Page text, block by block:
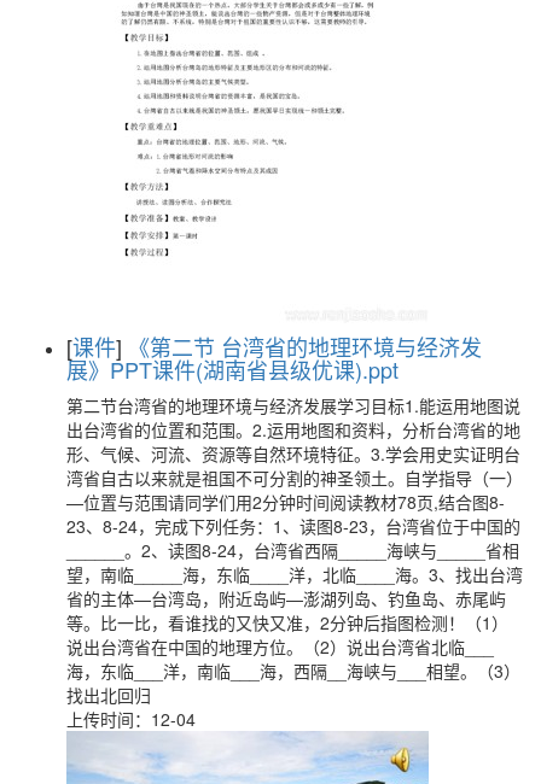
[课件] 《第二节 台湾省的地理环境与经济发
展》PPT课件(湖南省县级优课).ppt
第二节台湾省的地理环境与经济发展学习目标1.能运用地图说
出台湾省的位置和范围。2.运用地图和资料，分析台湾省的地
形、气候、河流、资源等自然环境特征。3.学会用史实证明台
湾省自古以来就是祖国不可分割的神圣领土。自学指导（一）
—位置与范围请同学们用2分钟时间阅读教材78页,结合图8-
23、8-24，完成下列任务：1、读图8-23，台湾省位于中国的
______。2、读图8-24，台湾省西隔_____海峡与_____省相
望，南临_____海，东临____洋，北临____海。3、找出台湾
省的主体—台湾岛，附近岛屿—澎湖列岛、钓鱼岛、赤尾屿
等。比一比，看谁找的又快又准，2分钟后指图检测！（1）
说出台湾省在中国的地理方位。（2）说出台湾省北临___
海，东临___洋，南临___海，西隔__海峡与___相望。（3）
找出北回归
上传时间：12-04